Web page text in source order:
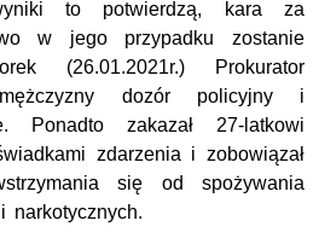
to potwierdzą, kara za
w jego przypadku zostanie
(26.01.2021r.) Prokurator
dozór policyjny i
Ponadto zakazał 27-latkowi
zdarzenia i zobowiązał
się od spożywania
narkotycznych.